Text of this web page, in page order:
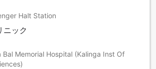
Halt Station
ニック
Bal Memorial Hospital (Kalinga Inst Of